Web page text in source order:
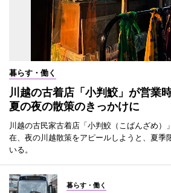
暮らす・働く
川越の古着店「小判鮫」が営業
夏の夜の散策のきっかけに
川越の古民家古着店「小判鮫（こばんざめ）
在、夜の川越散策をアピールしようと、夏季
いる。
暮らす・働く